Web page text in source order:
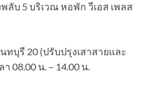
บ 5 บริเวณ หอพัก วีเอส เพลส
บุรี 20 (ปรับปรุงเสาสายและ
08.00 น. – 14.00 น.